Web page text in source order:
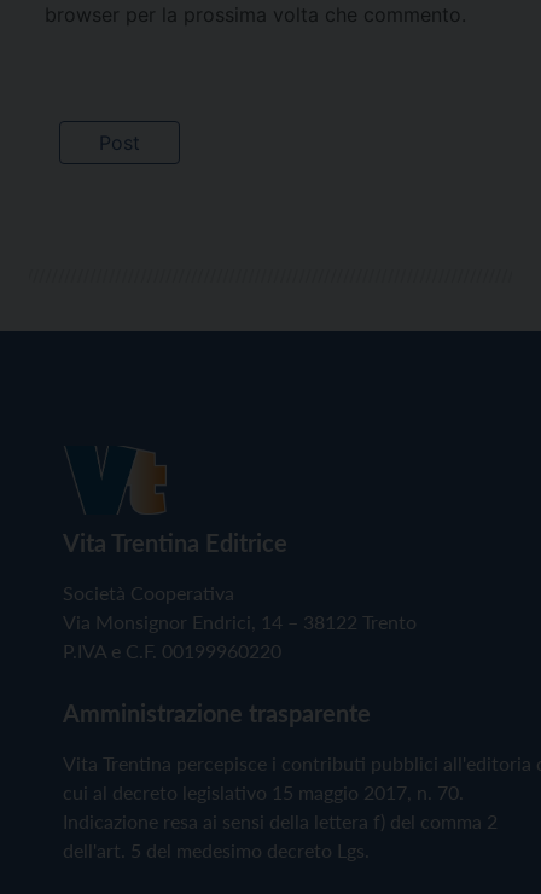
browser per la prossima volta che commento.
Vita Trentina Editrice
Società Cooperativa
Via Monsignor Endrici, 14 – 38122 Trento
P.IVA e C.F. 00199960220
Amministrazione trasparente
Vita Trentina percepisce i contributi pubblici all'editoria
cui al decreto legislativo 15 maggio 2017, n. 70.
Indicazione resa ai sensi della lettera f) del comma 2
dell'art. 5 del medesimo decreto Lgs.